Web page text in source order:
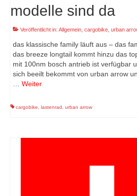
modelle sind da
Veröffentlicht in: Allgemein cargobike urban
das klassische family läuft aus – das
das breeze longtail kommt hinzu das
mit 100nm bosch antrieb ist verfügbar
sich beeilt bekommt von urban arrow
… Weiter
cargobike, lastenrad , urban arrow